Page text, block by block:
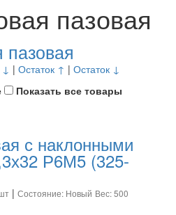
пазовая
пазовая
↓ | Остаток ↑ | Остаток ↓
Показать все товары
с наклонными
Р6М5 (325-
| Состояние: Новый Вес: 500